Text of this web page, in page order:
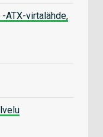
ATX-virtalähde,